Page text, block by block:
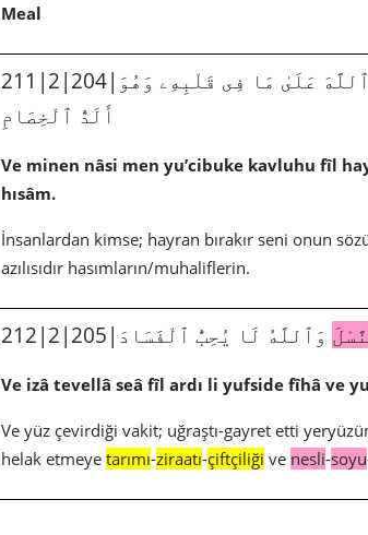
Meal
211|2|204|وَمِنَ ٱلنَّاسِ مَن يُعْجِبُكَ قَوْلُهُۥ فِى ٱلْحَيَوٰةِ ٱلدُّنْيَا وَيُشْهِدُ ٱللَّهَ عَلَىٰ مَا فِى قَلْبِهِۦ وَهُوَ
أَلَدُّ ٱلْخِصَامِ
Ve minen nâsi men yu’cibuke kavluhu fîl
hısâm.
İnsanlardan kimse; hayran bırakır seni onun
azılısıdır hasımların/muhaliflerin.
وَٱللَّهُ لَا يُحِبُّ ٱلْفَسَادَ
Ve izâ tevellâ seâ fîl ardı li yufside fîhâ ve
Ve yüz çevirdiği vakit; uğraştı-gayret etti
helak etmeye tarımı-ziraatı-çiftçiliği ve nesli-soyu